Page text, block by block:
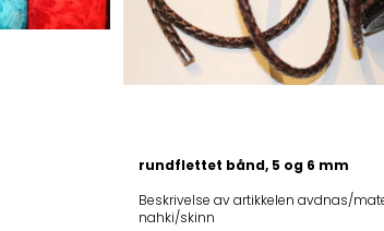
rundflettet bånd, 5 og 6 mm
Beskrivelse av artikkelen avdnas/materiale: